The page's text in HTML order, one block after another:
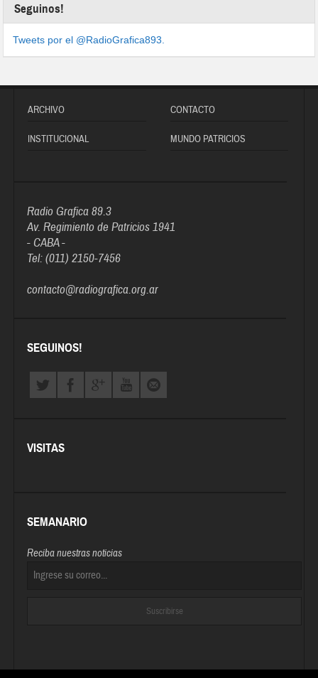
Seguinos!
Tweets por el @RadioGrafica893.
ARCHIVO CONTACTO
INSTITUCIONAL MUNDO PATRICIOS
Radio Grafica 89.3
Av. Regimiento de Patricios 1941
- CABA -
Tel: (011) 2150-7456
contacto@radiografica.org.ar
SEGUINOS!
VISITAS
SEMANARIO
Reciba nuestras noticias